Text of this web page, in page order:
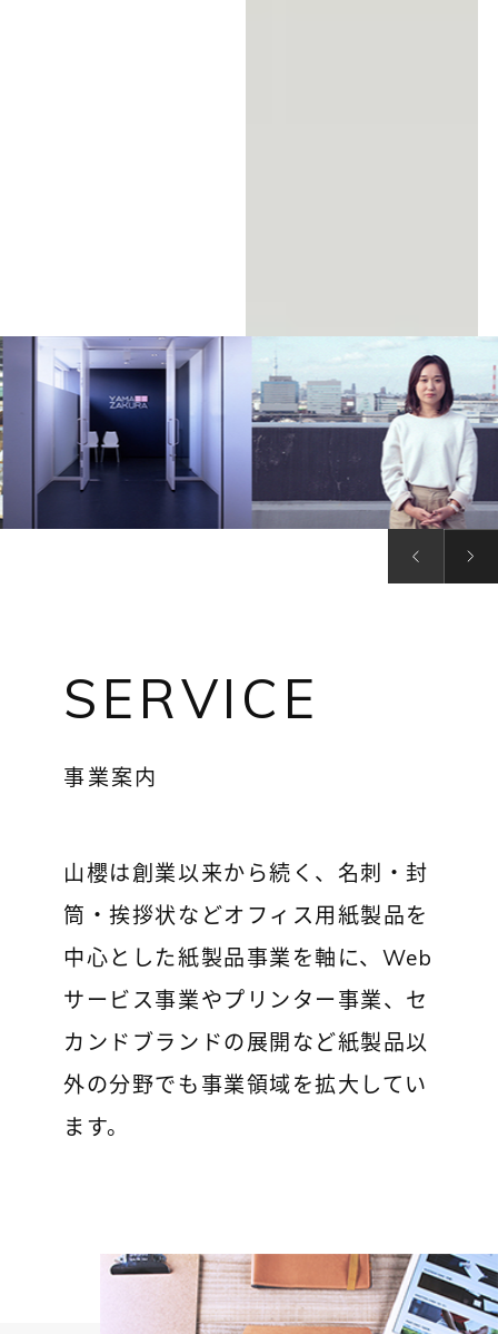
SERVICE
事業案内
山櫻は創業以来から続く、名刺・封
筒・挨拶状などオフィス用紙製品を
中心とした紙製品事業を軸に、Web
サービス事業やプリンター事業、セ
カンドブランドの展開など紙製品以
外の分野でも事業領域を拡大してい
ます。